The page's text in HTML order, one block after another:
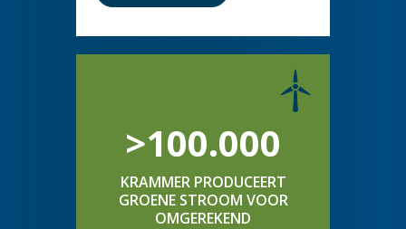
>100.000
KRAMMER PRODUCEERT
GROENE STROOM VOOR
OMGEREKEND